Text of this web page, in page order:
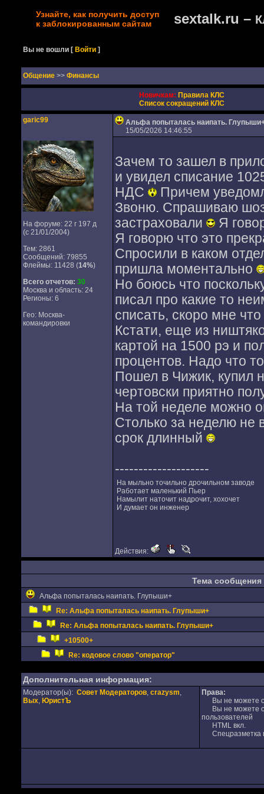
Узнайте, как получить доступ
к заблокированным сайтам
sextalk.ru –
Вы не вошли [Войти ]
Oбщение >> Финансы
Новичкам: Правила КЛС
Список сокращений КЛС
garic99
На форуме: 22 г 197 д
(с 21/01/2004)
Тем: 2861
Сообщений: 79855
Флеймы: 11428 (14%)
Всего отчетов: 30
Москва и область: 24
Регионы: 6
Гео: Москва-
командировки
Альфа попыталась наипать.
15/05/2026 14:46:55
Зачем то зашел в
и увидел списание
НДС
Причем
Звоню. Спрашиваю
застраховали
Я
Я говорю что это
Спросили в каком
пришла моментально
Но боюсь что
писал про какие то
списать, скоро мне
Кстати, еще из
картой на 1500 рэ и
процентов. Надо что
Пошел в Чижик, купил
чертовски приятно
На той неделе можно
Столько за неделю не
срок длинный
--------------------
На мыльно точильно дрочильном заводе
Работает маленький Пьер
Намылит наточит надрочит, хохочет
И думает он инженер
Действия:
Тема сообщения
Альфа попыталась наипать. Глупыши+
Re: Альфа попыталась наипать. Глупыши+
Re: Альфа попыталась наипать. Глупыши+
+10500+
Re: кодовое слово "оператор"
Дополнительная информация:
Модератор(ы): Совет Модераторов, crazysm,
Вых, ЮристЪ
Права:
Вы не можете
Вы не можете
пользователей
HTML вкл.
Спецразметка